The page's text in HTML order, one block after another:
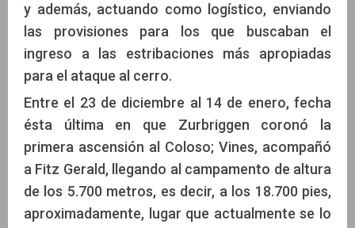
y además, actuando como logístico, enviando
las provisiones para los que buscaban el
ingreso a las estribaciones más apropiadas
para el ataque al cerro.
Entre el 23 de diciembre al 14 de enero, fecha
ésta última en que Zurbriggen coronó la
primera ascensión al Coloso; Vines, acompañó
a Fitz Gerald, llegando al campamento de altura
de los 5.700 metros, es decir, a los 18.700 pies,
aproximadamente, lugar que actualmente se lo